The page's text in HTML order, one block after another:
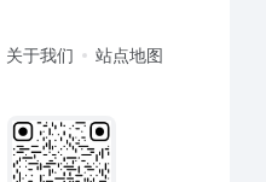
关于我们 站点地图